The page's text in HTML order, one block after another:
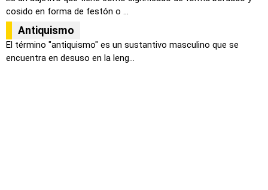
cosido en forma de festón o ...
Antiquismo
El término "antiquismo" es un sustantivo masculino que se
encuentra en desuso en la leng...